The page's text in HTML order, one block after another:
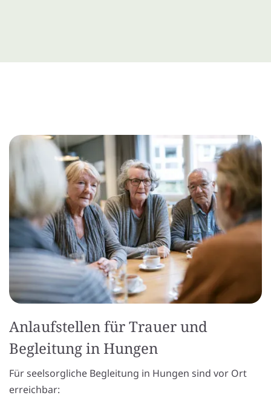
Anlaufstellen für Trauer und
Begleitung in Hungen
Für seelsorgliche Begleitung in Hungen sind vor Ort
erreichbar: